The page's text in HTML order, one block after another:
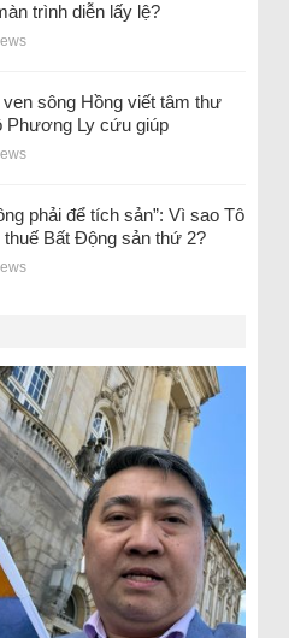
trình diễn lấy lệ?
sông Hồng viết tâm thư
Phương Ly cứu giúp
phải để tích sản”: Vì sao Tô
thuế Bất Động sản thứ 2?